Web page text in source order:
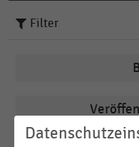
Filter
2025